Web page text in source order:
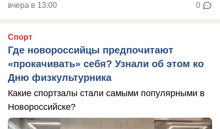
вчера в 13:00 0
Спорт
Где новороссийцы предпочитают
«прокачивать» себя? Узнали об этом ко
Дню физкультурника
Какие спортзалы стали самыми популярными в
Новороссийске?